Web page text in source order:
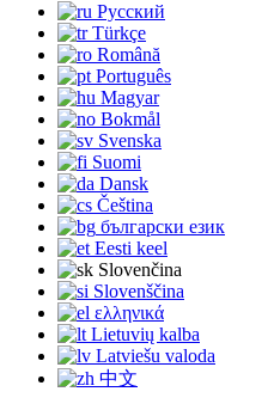
Русский
Türkçe
Română
Português
Magyar
Bokmål
Svenska
Suomi
Dansk
Čeština
български език
Eesti keel
Slovenčina
Slovenščina
ελληνικά
Lietuvių kalba
Latviešu valoda
中文